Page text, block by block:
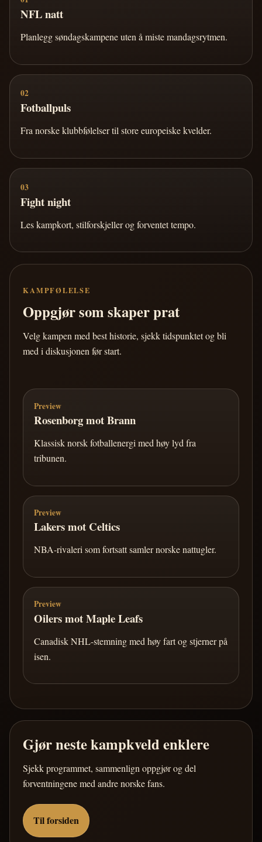
NFL natt
Planlegg søndagskampene uten å miste mandagsrytmen.
02
Fotballpuls
Fra norske klubbfølelser til store europeiske kvelder.
03
Fight night
Les kampkort, stilforskjeller og forventet tempo.
KAMPFØLELSE
Oppgjør som skaper prat
Velg kampen med best historie, sjekk tidspunktet og bli
med i diskusjonen før start.
Preview
Rosenborg mot Brann
Klassisk norsk fotballenergi med høy lyd fra
tribunen.
Preview
Lakers mot Celtics
NBA-rivaleri som fortsatt samler norske nattugler.
Preview
Oilers mot Maple Leafs
Canadisk NHL-stemning med høy fart og stjerner på
isen.
Gjør neste kampkveld enklere
Sjekk programmet, sammenlign oppgjør og del
forventningene med andre norske fans.
Til forsiden